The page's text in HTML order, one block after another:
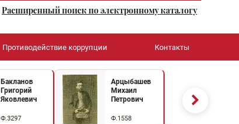
Расширенный поиск по электронному каталогу
Противодействие коррупции Контакты
Бакланов
Григорий
Яковлевич
Ф.3297
Арцыбашев
Михаил
Петрович
Ф.1558